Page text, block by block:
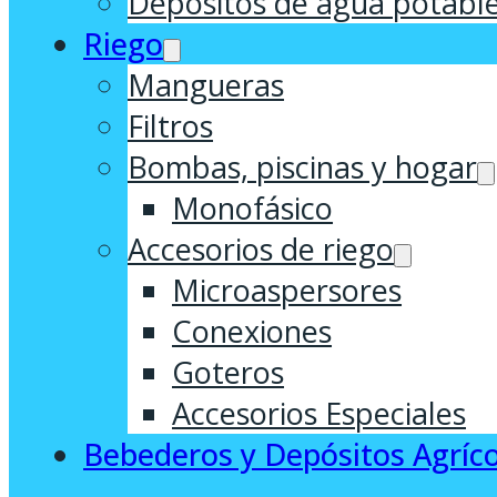
Riego
Mangueras
Filtros
Bombas, piscinas y hogar
Monofásico
Accesorios de riego
Microaspersores
Conexiones
Goteros
Accesorios Especiales
Bebederos y Depósitos